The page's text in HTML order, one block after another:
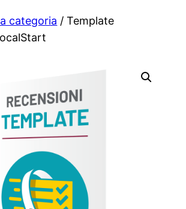
categoria / Template